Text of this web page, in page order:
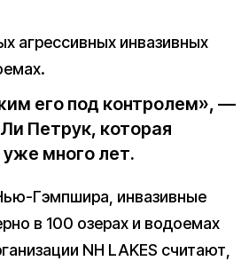
агрессивных инвазивных
его под контролем», —
Петрук, которая
уже много лет.
Гэмпшира, инвазивные
в 100 озерах и водоемах
NH LAKES считают,